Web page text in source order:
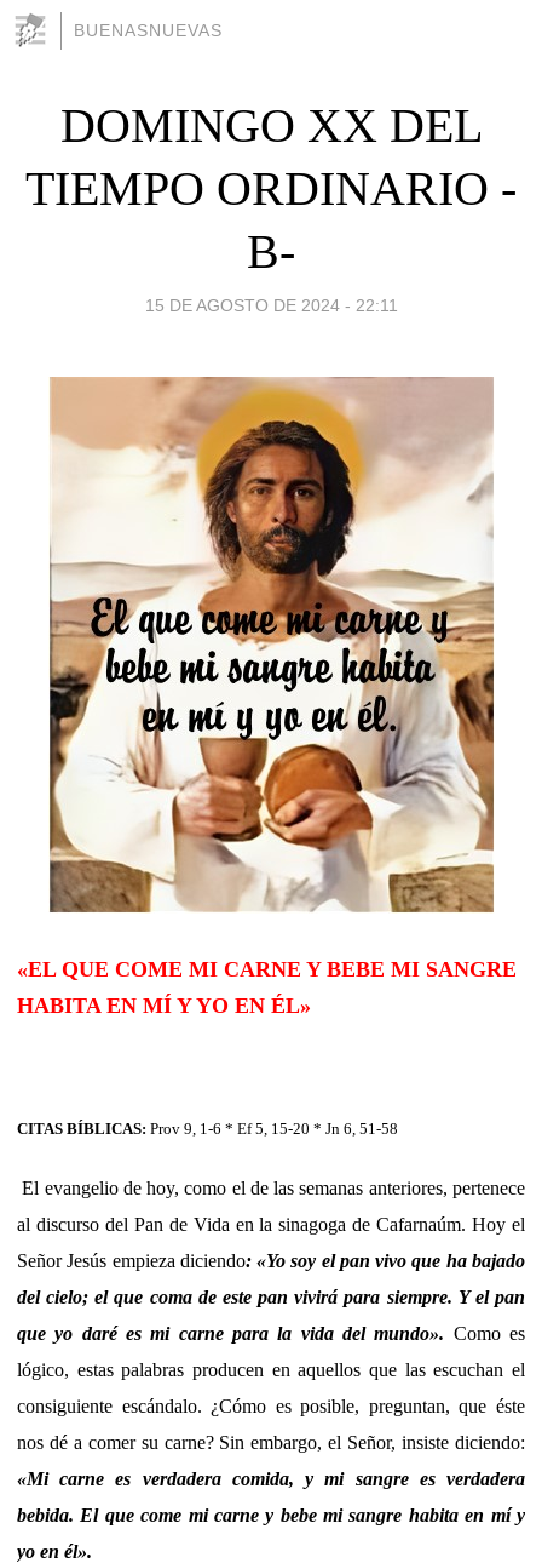
BUENASNUEVAS
DOMINGO XX DEL
TIEMPO ORDINARIO -
B-
15 DE AGOSTO DE 2024 - 22:11
«EL QUE COME MI CARNE Y BEBE MI SANGRE
HABITA EN MÍ Y YO EN ÉL»
CITAS BÍBLICAS: Prov 9, 1-6 * Ef 5, 15-20 * Jn 6, 51-58
El evangelio de hoy, como el de las semanas anteriores, pertenece
al discurso del Pan de Vida en la sinagoga de Cafarnaúm. Hoy el
Señor Jesús empieza diciendo: «Yo soy el pan vivo que ha bajado
del cielo; el que coma de este pan vivirá para siempre. Y el pan
que yo daré es mi carne para la vida del mundo». Como es
lógico, estas palabras producen en aquellos que las escuchan el
consiguiente escándalo. ¿Cómo es posible, preguntan, que éste
nos dé a comer su carne? Sin embargo, el Señor, insiste diciendo:
«Mi carne es verdadera comida, y mi sangre es verdadera
bebida. El que come mi carne y bebe mi sangre habita en mí y
yo en él».